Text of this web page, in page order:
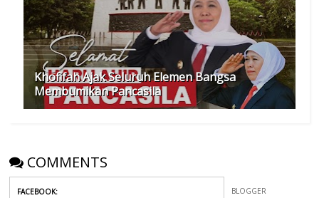
Khofifah Ajak Seluruh Elemen Bangsa
Membumikan Pancasila
COMMENTS
FACEBOOK: BLOGGER